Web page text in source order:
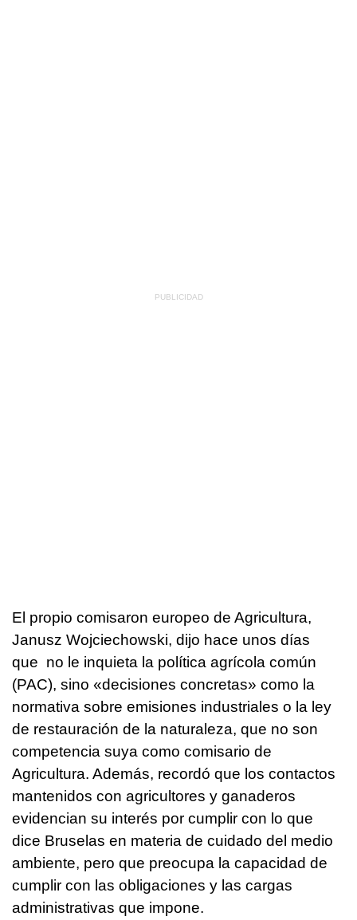
El propio comisaron europeo de Agricultura,
Janusz Wojciechowski, dijo hace unos días
que no le inquieta la política agrícola común
(PAC), sino «decisiones concretas» como la
normativa sobre emisiones industriales o la ley
de restauración de la naturaleza, que no son
competencia suya como comisario de
Agricultura. Además, recordó que los contactos
mantenidos con agricultores y ganaderos
evidencian su interés por cumplir con lo que
dice Bruselas en materia de cuidado del medio
ambiente, pero que preocupa la capacidad de
cumplir con las obligaciones y las cargas
administrativas que impone.